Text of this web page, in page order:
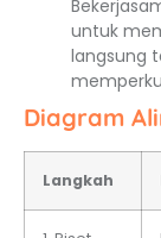
untuk
langsung
Diagram
Langkah